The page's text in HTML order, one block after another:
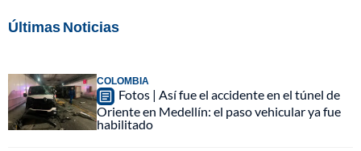
Últimas Noticias
COLOMBIA
Fotos | Así fue el accidente en el túnel de
Oriente en Medellín: el paso vehicular ya fue
habilitado